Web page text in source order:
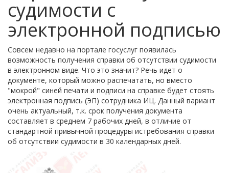
судимости с
электронной подписью
Совсем недавно на портале госуслуг появилась
возможность получения справки об отсутствии судимости
в электронном виде. Что это значит? Речь идет о
документе, который можно распечатать, но вместо
"мокрой" синей печати и подписи на справке будет стоять
электронная подпись (ЭП) сотрудника ИЦ. Данный вариант
очень актуальный, т.к. срок получения документа
составляет в среднем 7 рабочих дней, в отличие от
стандартной привычной процедуры истребования справки
об отсутствии судимости в 30 календарных дней.